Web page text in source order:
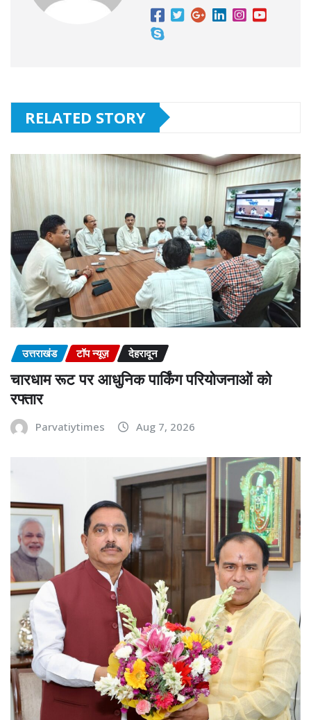
RELATED STORY
उत्तराखंड टॉप न्यूज़ देहरादून
चारधाम रूट पर आधुनिक पार्किंग परियोजनाओं को
रफ्तार
Parvatiytimes Aug 7, 2026